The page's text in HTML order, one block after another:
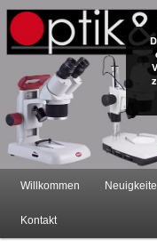
Mikroskope
Österreich
Hauptmenü
Zum
Zum
Willkommen
Kontakt